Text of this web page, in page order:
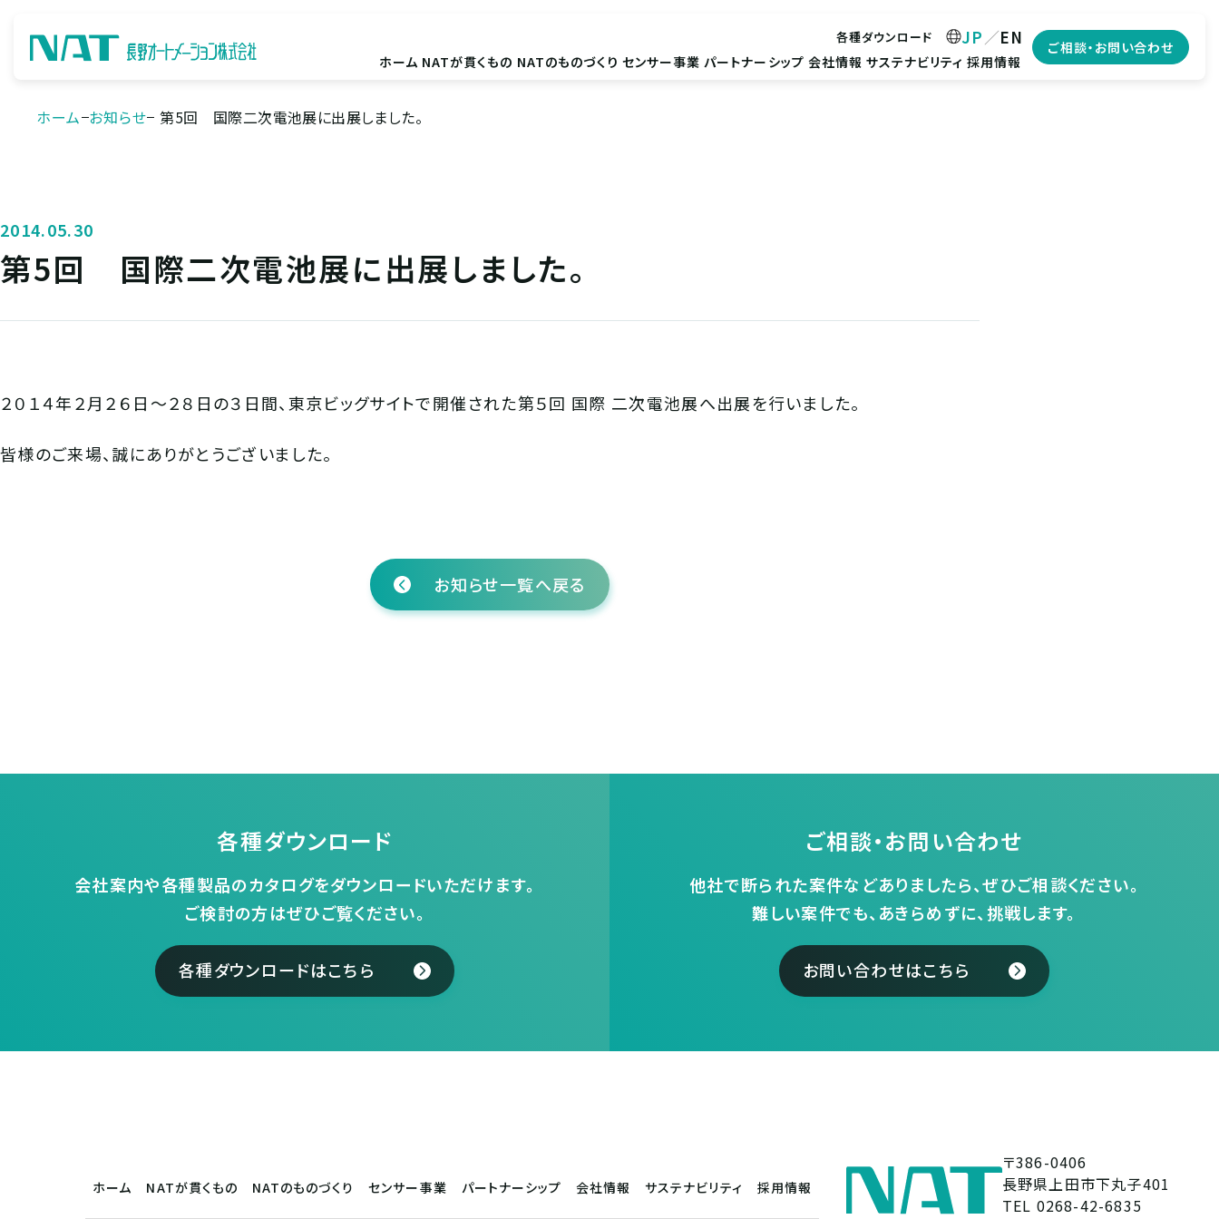
ホーム NATが貫くもの NATのものづくり センサー事業 パートナーシップ 会社情報 サステナビリティ 採用情報
各種ダウンロード EN
JP ご相談・お問い合わせ
ホーム お知らせ 第5回 国際二次電池展に出展しました。
2014.05.30
第5回 国際二次電池展に出展しました。
２０１４年２月２６日～２８日の３日間、東京ビッグサイトで開催された第５回 国際 二次電池展へ出展を行いました。
皆様のご来場、誠にありがとうございました。
お知らせ一覧へ戻る
各種ダウンロード
会社案内や各種製品のカタログをダウンロードいただけます。
ご検討の方はぜひご覧ください。
各種ダウンロードはこちら
ご相談・お問い合わせ
他社で断られた案件などありましたら、ぜひご相談ください。
難しい案件でも、あきらめずに、挑戦します。
お問い合わせはこちら
〒386-0406
長野県上田市下丸子401
TEL 0268-42-6835
ホーム NATが貫くもの NATのものづくり センサー事業 パートナーシップ 会社情報 サステナビリティ 採用情報